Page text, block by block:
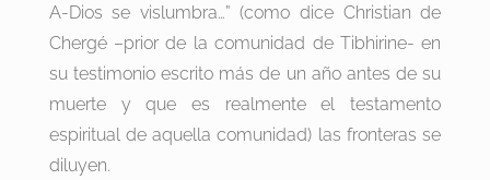
A-Dios se vislumbra…” (como dice Christian de
Chergé –prior de la comunidad de Tibhirine- en
su testimonio escrito más de un año antes de su
muerte y que es realmente el testamento
espiritual de aquella comunidad) las fronteras se
diluyen.